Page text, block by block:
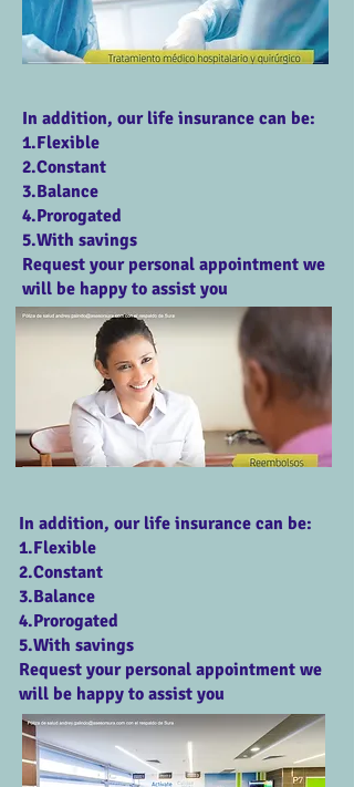
In addition, our life insurance can be:
1.Flexible
2.Constant
3.Balance
4.Prorogated
5.With savings
Request your personal appointment we
will be happy to assist you
In addition, our life insurance can be:
1.Flexible
2.Constant
3.Balance
4.Prorogated
5.With savings
Request your personal appointment we
will be happy to assist you